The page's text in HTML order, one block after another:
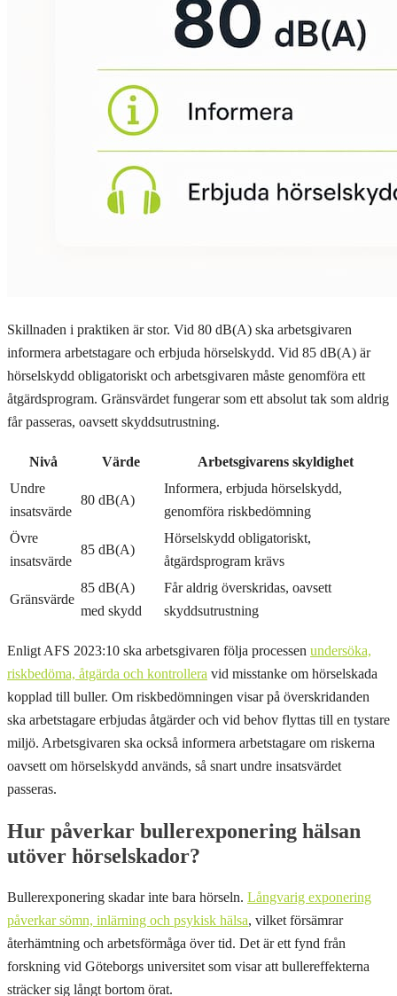
Skillnaden i praktiken är stor. Vid 80 dB(A) ska arbetsgivaren
informera arbetstagare och erbjuda hörselskydd. Vid 85 dB(A) är
hörselskydd obligatoriskt och arbetsgivaren måste genomföra ett
åtgärdsprogram. Gränsvärdet fungerar som ett absolut tak som aldrig
får passeras, oavsett skyddsutrustning.
Nivå Värde
Arbetsgivarens skyldighet
Undre
insatsvärde
80 dB(A)
Informera, erbjuda hörselskydd,
genomföra riskbedömning
Övre
insatsvärde
85 dB(A)
Hörselskydd obligatoriskt,
åtgärdsprogram krävs
Gränsvärde
85 dB(A)
med skydd
Får aldrig överskridas, oavsett
skyddsutrustning
Enligt AFS 2023:10 ska arbetsgivaren följa processen undersöka,
riskbedöma, åtgärda och kontrollera vid misstanke om hörselskada
kopplad till buller. Om riskbedömningen visar på överskridanden
ska arbetstagare erbjudas åtgärder och vid behov flyttas till en tystare
miljö. Arbetsgivaren ska också informera arbetstagare om riskerna
oavsett om hörselskydd används, så snart undre insatsvärdet
passeras.
Hur påverkar bullerexponering hälsan
utöver hörselskador?
Bullerexponering skadar inte bara hörseln. Långvarig exponering
påverkar sömn, inlärning och psykisk hälsa, vilket försämrar
återhämtning och arbetsförmåga över tid. Det är ett fynd från
forskning vid Göteborgs universitet som visar att bullereffekterna
sträcker sig långt bortom örat.